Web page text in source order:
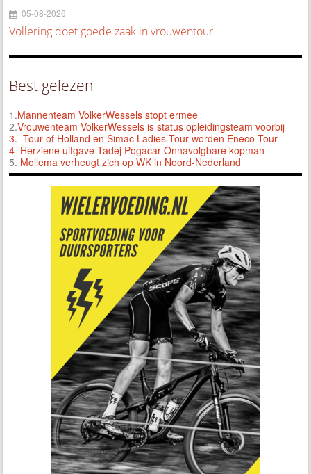
05-08-2026
Vollering doet goede zaak in vrouwentour
Best gelezen
1.Mannenteam VolkerWessels stopt ermee
2.Vrouwenteam VolkerWessels is status opleidingsteam voorbij
3. Tour of Holland en Simac Ladies Tour worden Eneco Tour
4 Herziene uitgave Tadej Pogacar Onnavolgbare kopman
5. Mollema verheugt zich op WK in Noord-Nederland